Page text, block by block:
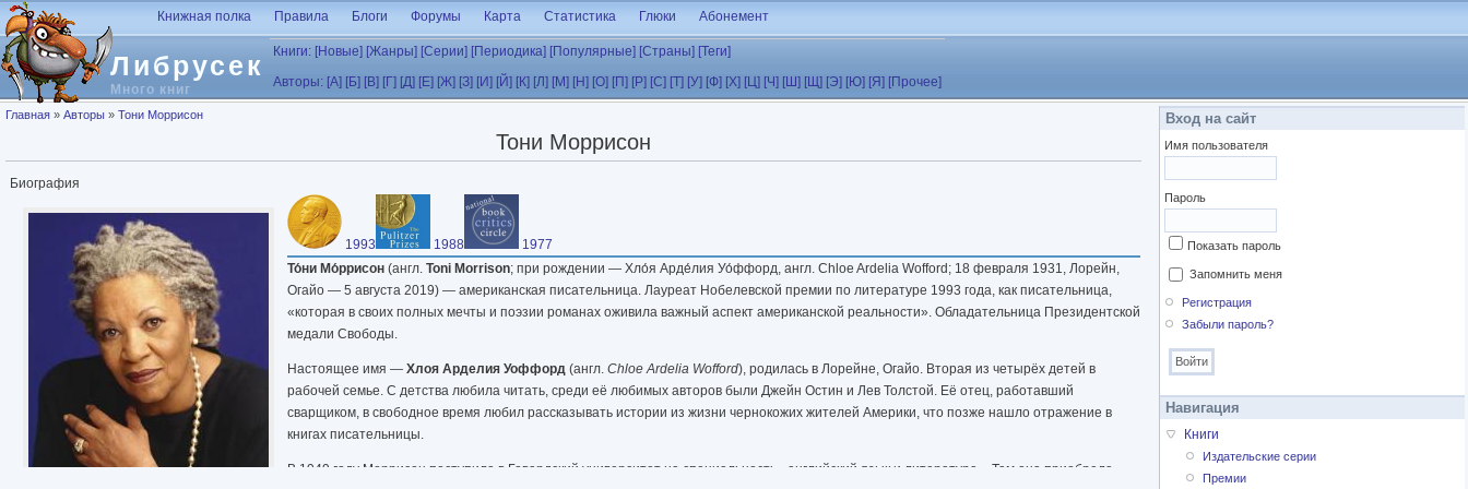
Перейти к основному содержанию
Либрусек
Много книг
Книжная полка Правила Блоги Форумы Карта Статистика Глюки Абонемент
Книги: [Новые] [Жанры] [Серии] [Периодика] [Популярные] [Страны] [Теги]
Авторы: [А] [Б] [В] [Г] [Д] [Е] [Ж] [З] [И] [Й] [К] [Л] [М] [Н] [О] [П] [Р] [С] [Т] [У] [Ф] [Х] [Ц] [Ч] [Ш] [Щ] [Э] [Ю] [Я] [Прочее]
Вы здесь
Главная » Авторы » Тони Моррисон
Тони Моррисон
Биография
1993 1988
1977
То́ни Мо́ррисон (англ. Toni Morrison; при рождении — Хло́я Арде́лия Уо́ффорд, англ. Chloe Ardelia Wofford; 18 февраля 1931, Лорейн,
Огайо — 5 августа 2019) — американская писательница. Лауреат Нобелевской премии по литературе 1993 года, как писательница,
«которая в своих полных мечты и поэзии романах оживила важный аспект американской реальности». Обладательница Президентской
медали Свободы.
Настоящее имя — Хлоя Арделия Уоффорд (англ. Chloe Ardelia Wofford), родилась в Лорейне, Огайо. Вторая из четырёх детей в
рабочей семье. С детства любила читать, среди её любимых авторов были Джейн Остин и Лев Толстой. Её отец, работавший
сварщиком, в свободное время любил рассказывать истории из жизни чернокожих жителей Америки, что позже нашло отражение в
книгах писательницы.
В 1949 году Моррисон поступила в Говардский университет на специальность «английский язык и литература». Там она приобрела
Вход на сайт
Имя пользователя
Пароль
Показать пароль
Запомнить меня
Регистрация
Забыли пароль?
Навигация
Книги
Издательские серии
Премии